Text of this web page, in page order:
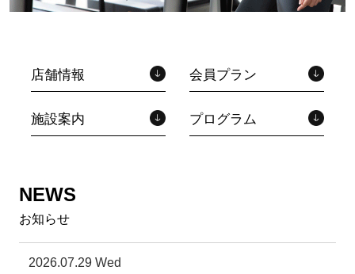
店舗情報 会員プラン
施設案内 プログラム
NEWS
お知らせ
2026.07.29 Wed